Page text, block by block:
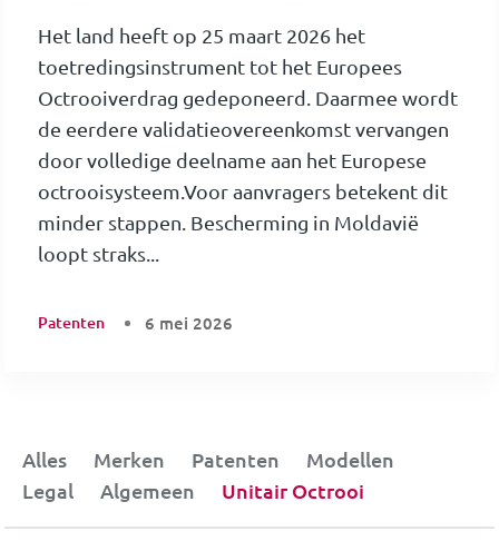
Het land heeft op 25 maart 2026 het
toetredingsinstrument tot het Europees
Octrooiverdrag gedeponeerd. Daarmee wordt
de eerdere validatieovereenkomst vervangen
door volledige deelname aan het Europese
octrooisysteem.Voor aanvragers betekent dit
minder stappen. Bescherming in Moldavië
loopt straks...
Patenten 6 mei 2026
Alles Merken Patenten
Modellen
Legal
Algemeen Unitair Octrooi